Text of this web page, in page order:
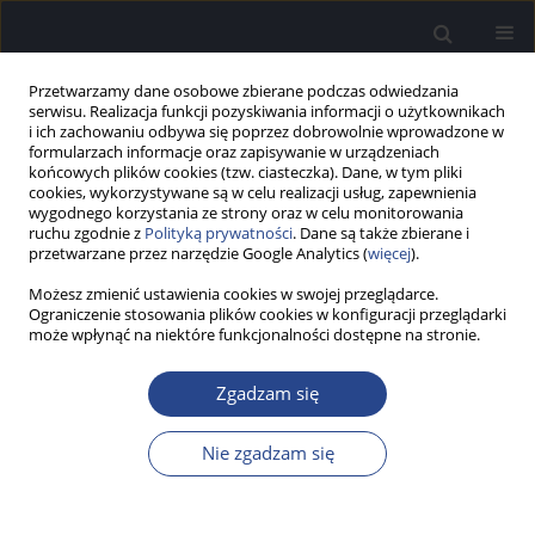
Przetwarzamy dane osobowe zbierane podczas odwiedzania
serwisu. Realizacja funkcji pozyskiwania informacji o użytkownikach
i ich zachowaniu odbywa się poprzez dobrowolnie wprowadzone w
formularzach informacje oraz zapisywanie w urządzeniach
końcowych plików cookies (tzw. ciasteczka). Dane, w tym pliki
cookies, wykorzystywane są w celu realizacji usług, zapewnienia
wygodnego korzystania ze strony oraz w celu monitorowania
ruchu zgodnie z Polityką prywatności. Dane są także zbierane i
przetwarzane przez narzędzie Google Analytics (więcej).
Możesz zmienić ustawienia cookies w swojej przeglądarce.
Ograniczenie stosowania plików cookies w konfiguracji przeglądarki
może wpłynąć na niektóre funkcjonalności dostępne na stronie.
Zgadzam się
Nie zgadzam się
4/2016 vol. 5
PRACA PRZEGLĄDOWA
Dopasowanie systemu implantu
ślimakowego – podstawy
teoretyczne